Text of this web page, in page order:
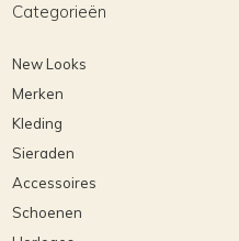
Categorieën
New Looks
Merken
Kleding
Sieraden
Accessoires
Schoenen